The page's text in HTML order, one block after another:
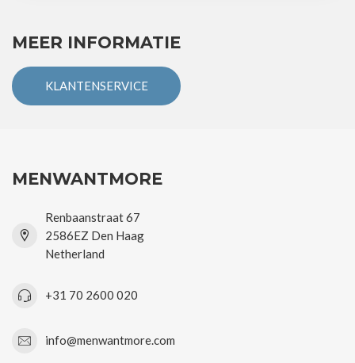
MEER INFORMATIE
KLANTENSERVICE
MENWANTMORE
Renbaanstraat 67
2586EZ Den Haag
Netherland
+31 70 2600 020
info@menwantmore.com